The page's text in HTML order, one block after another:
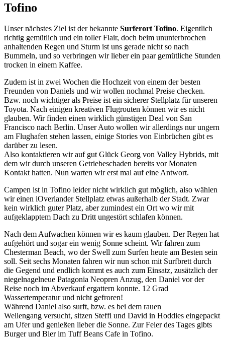
Tofino
Unser nächstes Ziel ist der bekannte Surferort Tofino. Eigentlich
richtig gemütlich und ein toller Flair, doch beim ununterbrochen
anhaltenden Regen und Sturm ist uns gerade nicht so nach
Bummeln, und so verbringen wir lieber ein paar gemütliche Stunden
trocken in einem Kaffee.
Zudem ist in zwei Wochen die Hochzeit von einem der besten
Freunden von Daniels und wir wollen nochmal Preise checken.
Bzw. noch wichtiger als Preise ist ein sicherer Stellplatz für unseren
Toyota. Nach einigen kreativen Flugrouten können wir es nicht
glauben. Wir finden einen wirklich günstigen Deal von San
Francisco nach Berlin. Unser Auto wollen wir allerdings nur ungern
am Flughafen stehen lassen, einige Stories von Einbrüchen gibt es
darüber zu lesen.
Also kontaktieren wir auf gut Glück Georg von Valley Hybrids, mit
dem wir durch unseren Getriebeschaden bereits vor Monaten
Kontakt hatten. Nun warten wir erst mal auf eine Antwort.
Campen ist in Tofino leider nicht wirklich gut möglich, also wählen
wir einen iOverlander Stellplatz etwas außerhalb der Stadt. Zwar
kein wirklich guter Platz, aber zumindest ein Ort wo wir mit
aufgeklapptem Dach zu Dritt ungestört schlafen können.
Nach dem Aufwachen können wir es kaum glauben. Der Regen hat
aufgehört und sogar ein wenig Sonne scheint. Wir fahren zum
Chesterman Beach, wo der Swell zum Surfen heute am Besten sein
soll. Seit sechs Monaten fahren wir nun schon mit Surfbrett durch
die Gegend und endlich kommt es auch zum Einsatz, zusätzlich der
niegelnagelneue Patagonia Neopren Anzug, den Daniel vor der
Reise noch im Abverkauf ergattern konnte. 12 Grad
Wassertemperatur und nicht gefroren!
Während Daniel also surft, bzw. es bei dem rauen
Wellengang versucht, sitzen Steffi und David in Hoddies eingepackt
am Ufer und genießen lieber die Sonne. Zur Feier des Tages gibts
Burger und Bier im Tuff Beans Cafe in Tofino.